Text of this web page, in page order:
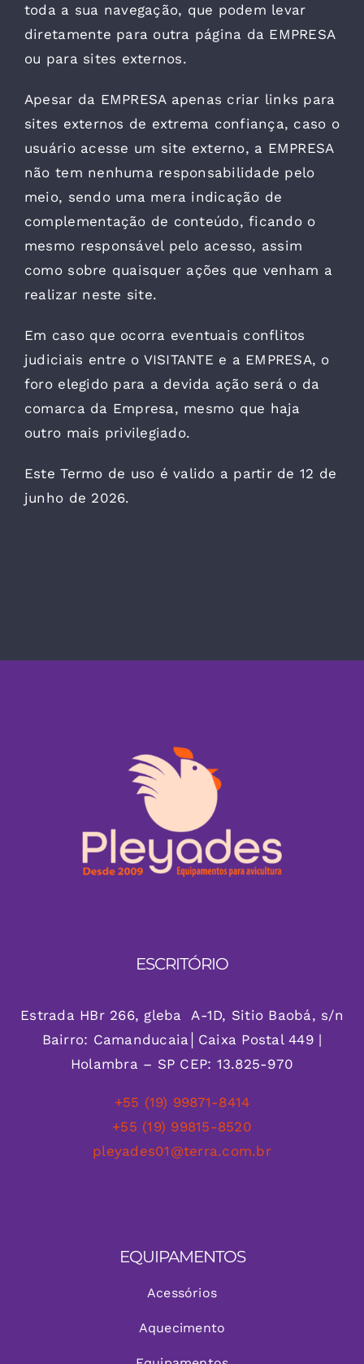
toda a sua navegação, que podem levar
diretamente para outra página da EMPRESA
ou para sites externos.
Apesar da EMPRESA apenas criar links para
sites externos de extrema confiança, caso o
usuário acesse um site externo, a EMPRESA
não tem nenhuma responsabilidade pelo
meio, sendo uma mera indicação de
complementação de conteúdo, ficando o
mesmo responsável pelo acesso, assim
como sobre quaisquer ações que venham a
realizar neste site.
Em caso que ocorra eventuais conflitos
judiciais entre o VISITANTE e a EMPRESA, o
foro elegido para a devida ação será o da
comarca da Empresa, mesmo que haja
outro mais privilegiado.
Este Termo de uso é valido a partir de 12 de
junho de 2026.
ESCRITÓRIO
Estrada HBr 266, gleba A-1D, Sitio Baobá, s/n
Bairro: Camanducaia│Caixa Postal 449 |
Holambra – SP CEP: 13.825-970
+55 (19) 99871-8414
+55 (19) 99815-8520
pleyades01@terra.com.br
EQUIPAMENTOS
Acessórios
Aquecimento